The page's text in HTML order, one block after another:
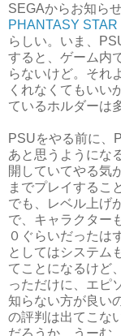
SEGAからお知ら
PHANTASY
らしい。いま、
すると、ゲーム内
らないけど。それ
くれなくてもいい
ているホルダーは
PSUをやる前に、
あと思うようにな
開していてやる気
までプレイするこ
でも、レベル上げ
で、キャラクター
０ぐらいだったは
としてはシステム
てことになるけど
っただけに、エピ
知らない方が良い
の評判は出てこな
だろうか。うーむ